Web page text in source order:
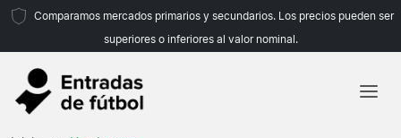
Comparamos mercados primarios y secundarios. Los precios pueden ser
superiores o inferiores al valor nominal.